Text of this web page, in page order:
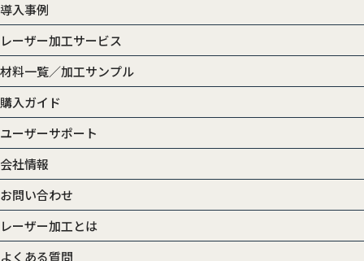
導入事例
レーザー加工サービス
材料一覧／加工サンプル
購入ガイド
ユーザーサポート
会社情報
お問い合わせ
レーザー加工とは
よくある質問